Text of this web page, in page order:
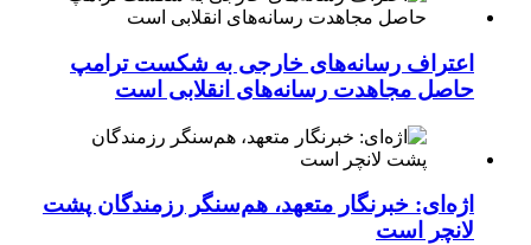
اعتراف رسانه‌های خارجی به شکست ترامپ
حاصل مجاهدت رسانه‌های انقلابی است
اژه‌ای: خبرنگار متعهد، هم‌سنگر رزمندگان پشت
لانچر است